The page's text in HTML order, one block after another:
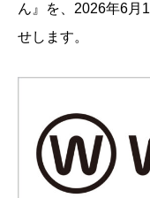
ん』を、2026年6月
せします。